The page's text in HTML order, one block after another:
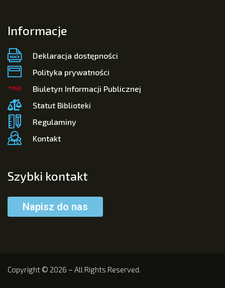
Informacje
Deklaracja dostępności
Polityka prywatności
Biuletyn Informacji Publicznej
Statut Biblioteki
Regulaminy
Kontakt
Szybki kontakt
Napisz do nas
Copyright © 2026 – All Rights Reserved.